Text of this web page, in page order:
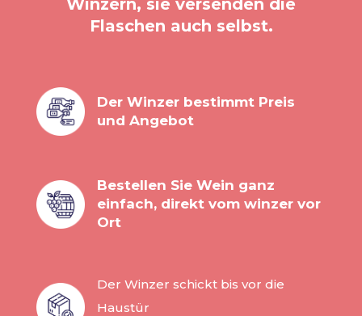
Winzern, sie versenden die
Flaschen auch selbst.
Der Winzer bestimmt Preis
und Angebot
Bestellen Sie Wein ganz
einfach, direkt vom winzer vor
Ort
Der Winzer schickt bis vor die
Haustür